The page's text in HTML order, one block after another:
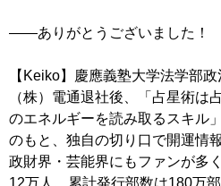
――ありがとうございました！
【Keiko】慶應義塾大学法学部政
（株）電通退社後、「占星術は
のエネルギーを読み取るスキル
のもと、独自の切り口で開運情
政財界・芸能界にもファンが多